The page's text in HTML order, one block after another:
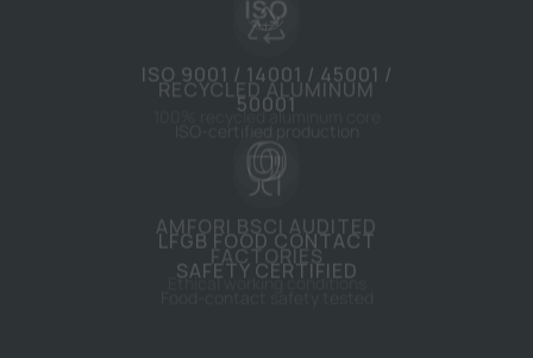
RECYCLED ALUMINUM
100% recycled aluminum core
AMFORI BSCI AUDITED
FACTORIES
Ethical working conditions